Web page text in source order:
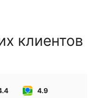
клиентов
4.9